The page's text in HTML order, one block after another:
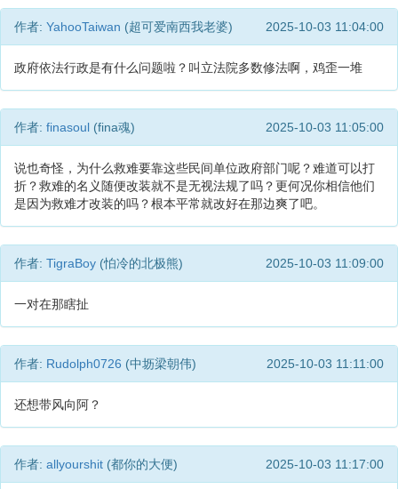
作者: YahooTaiwan (超可爱南西我老婆) 2025-10-03 11:04:00
政府依法行政是有什么问题啦？叫立法院多数修法啊，鸡歪一堆
作者: finasoul (fina魂) 2025-10-03 11:05:00
说也奇怪，为什么救难要靠这些民间单位政府部门呢？难道可以打
折？救难的名义随便改装就不是无视法规了吗？更何况你相信他们
是因为救难才改装的吗？根本平常就改好在那边爽了吧。
作者: TigraBoy (怕冷的北极熊) 2025-10-03 11:09:00
一对在那瞎扯
作者: Rudolph0726 (中坜梁朝伟) 2025-10-03 11:11:00
还想带风向阿？
作者: allyourshit (都你的大便) 2025-10-03 11:17:00